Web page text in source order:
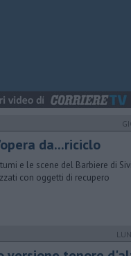
da...riciclo
e le scene del Barbiere di
con oggetti di recupero